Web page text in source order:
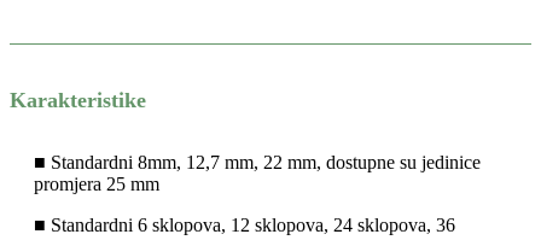
Karakteristike
■ Standardni 8mm, 12,7 mm, 22 mm, dostupne su jedinice
promjera 25 mm
■ Standardni 6 sklopova, 12 sklopova, 24 sklopova, 36